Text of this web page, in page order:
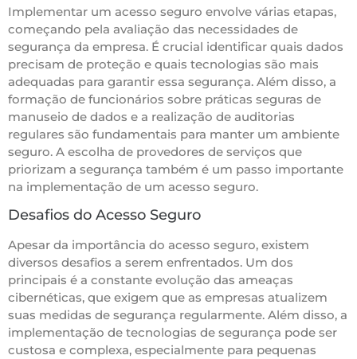
Implementar um acesso seguro envolve várias etapas,
começando pela avaliação das necessidades de
segurança da empresa. É crucial identificar quais dados
precisam de proteção e quais tecnologias são mais
adequadas para garantir essa segurança. Além disso, a
formação de funcionários sobre práticas seguras de
manuseio de dados e a realização de auditorias
regulares são fundamentais para manter um ambiente
seguro. A escolha de provedores de serviços que
priorizam a segurança também é um passo importante
na implementação de um acesso seguro.
Desafios do Acesso Seguro
Apesar da importância do acesso seguro, existem
diversos desafios a serem enfrentados. Um dos
principais é a constante evolução das ameaças
cibernéticas, que exigem que as empresas atualizem
suas medidas de segurança regularmente. Além disso, a
implementação de tecnologias de segurança pode ser
custosa e complexa, especialmente para pequenas